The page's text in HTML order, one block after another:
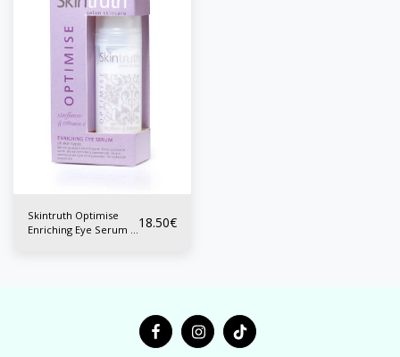
Skintruth Optimise
Enriching Eye Serum – 18.50€